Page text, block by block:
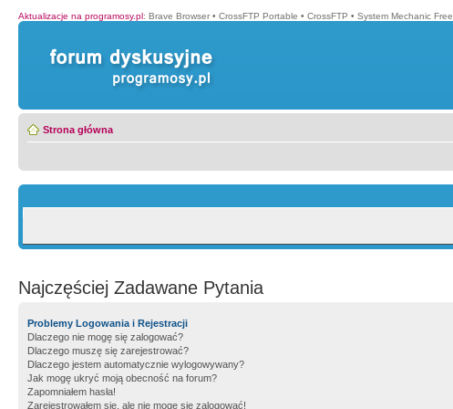
Aktualizacje na programosy.pl: Brave Browser • CrossFTP Portable • CrossFTP • System Mechanic Free
Strona główna
Najczęściej Zadawane Pytania
Problemy Logowania i Rejestracji
Dlaczego nie mogę się zalogować?
Dlaczego muszę się zarejestrować?
Dlaczego jestem automatycznie wylogowywany?
Jak mogę ukryć moją obecność na forum?
Zapomniałem hasła!
Zarejestrowałem się, ale nie mogę się zalogować!